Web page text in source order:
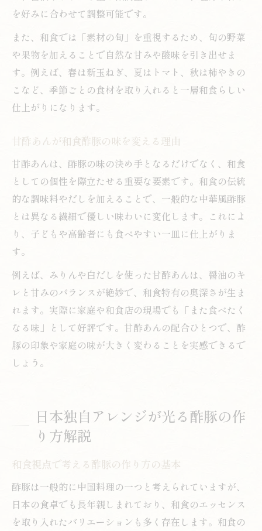
を好みに合わせて調整可能です。
また、和食では「素材の旬」を重視するため、旬の野菜
や果物を加えることで自然な甘みや酸味を引き出せま
す。例えば、春は新玉ねぎ、夏はトマト、秋は柿やきの
こなど、季節ごとの食材を取り入れると一層和食らしい
仕上がりになります。
甘酢あんが和食酢豚の味を変える理由
甘酢あんは、酢豚の味の決め手となるだけでなく、和食
としての個性を際立たせる重要な要素です。和食の伝統
的な調味料やだしを加えることで、一般的な中華風酢豚
とは異なる繊細で優しい味わいに変化します。これによ
り、子どもや高齢者にも食べやすい一皿に仕上がりま
す。
例えば、みりんや白だしを使った甘酢あんは、醤油のキ
レと甘みのバランスが絶妙で、和食特有の奥深さが生ま
れます。実際に家庭や和食店の現場でも「また食べたく
なる味」として好評です。甘酢あんの配合ひとつで、酢
豚の印象や家庭の味が大きく変わることを実感できるで
しょう。
日本独自アレンジが光る酢豚の作
り方解説
和食視点で考える酢豚の作り方の基本
酢豚は一般的に中国料理の一つと考えられていますが、
日本の食卓でも長年親しまれており、和食のエッセンス
を取り入れたバリエーションも多く存在します。和食の